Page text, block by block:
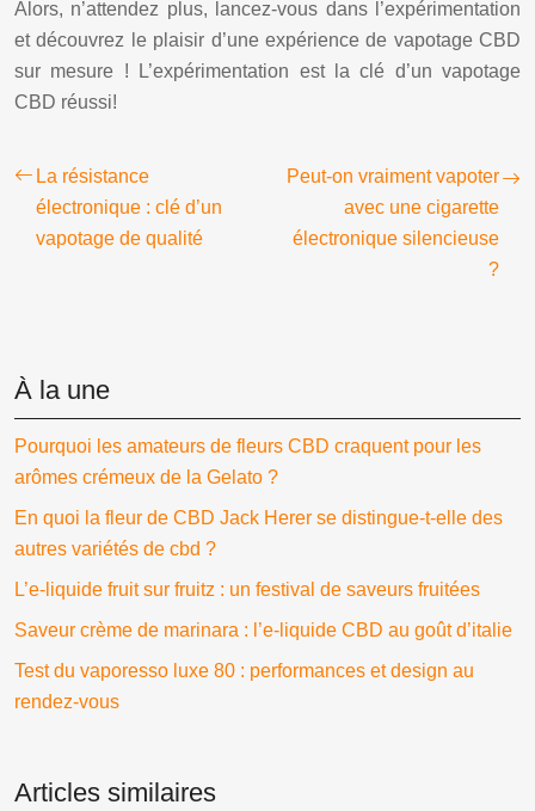
Alors, n’attendez plus, lancez-vous dans l’expérimentation
et découvrez le plaisir d’une expérience de vapotage CBD
sur mesure ! L’expérimentation est la clé d’un vapotage
CBD réussi!
La résistance
électronique : clé d’un
vapotage de qualité
Peut-on vraiment vapoter
avec une cigarette
électronique silencieuse
?
À la une
Pourquoi les amateurs de fleurs CBD craquent pour les
arômes crémeux de la Gelato ?
En quoi la fleur de CBD Jack Herer se distingue-t-elle des
autres variétés de cbd ?
L’e-liquide fruit sur fruitz : un festival de saveurs fruitées
Saveur crème de marinara : l’e-liquide CBD au goût d’italie
Test du vaporesso luxe 80 : performances et design au
rendez-vous
Articles similaires